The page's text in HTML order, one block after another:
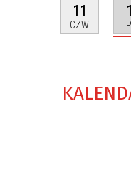
11
CZW